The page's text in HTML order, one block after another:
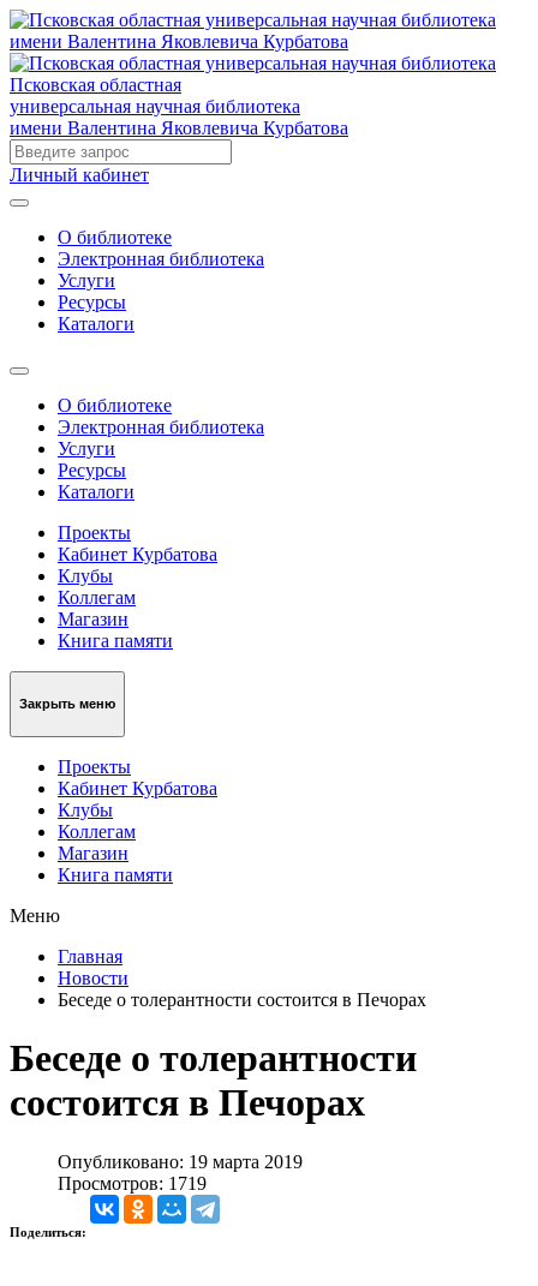
Псковская областная
универсальная научная библиотека
имени Валентина Яковлевича Курбатова
Личный кабинет
О библиотеке
Электронная библиотека
Услуги
Ресурсы
Каталоги
О библиотеке
Электронная библиотека
Услуги
Ресурсы
Каталоги
Проекты
Кабинет Курбатова
Клубы
Коллегам
Магазин
Книга памяти
Закрыть меню
Проекты
Кабинет Курбатова
Клубы
Коллегам
Магазин
Книга памяти
Меню
Главная
Новости
Беседе о толерантности состоится в Печорах
Беседе о толерантности
состоится в Печорах
Опубликовано: 19 марта 2019
Просмотров: 1719
Поделиться: